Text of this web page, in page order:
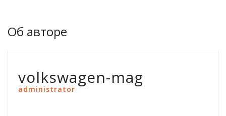
Об авторе
volkswagen-mag
administrator